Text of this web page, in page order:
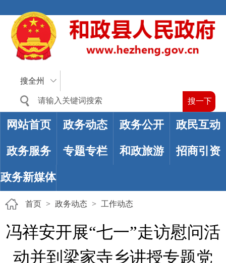
搜全州
网站首页 政务动态 政务公开 政民互动
政务服务 专题专栏 和政旅游 招商引资
政务新媒体
首页 > 政务动态 > 工作动态
冯祥安开展“七一”走访慰问活
动并到梁家寺乡讲授专题党